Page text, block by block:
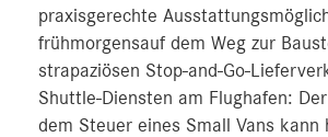
praxisgerechte
frühmorgensauf dem Weg zur
strapaziösen Stop-and-Go-
Shuttle-Diensten am Flughafen:
dem Steuer eines Small Vans kann